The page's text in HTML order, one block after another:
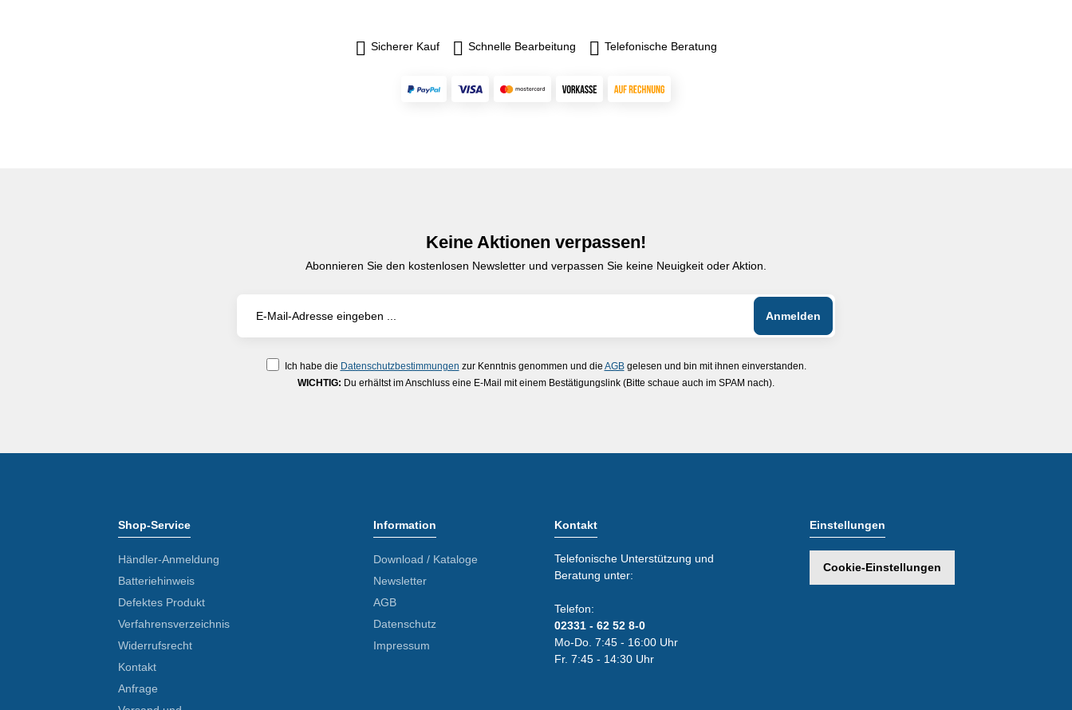
Sicherer Kauf Schnelle Bearbeitung Telefonische Beratung
Keine Aktionen verpassen!
Abonnieren Sie den kostenlosen Newsletter und verpassen Sie keine Neuigkeit oder Aktion.
Ich habe die Datenschutzbestimmungen zur Kenntnis genommen und die AGBgelesen und bin mit ihnen einverstanden.
WICHTIG: Du erhältst im Anschluss eine E-Mail mit einem Bestätigungslink (Bitte schaue auch im SPAM nach).
Shop-Service
Händler-Anmeldung
Batteriehinweis
Defektes Produkt
Verfahrensverzeichnis
Widerrufsrecht
Kontakt
Anfrage
Information
Download / Kataloge
Newsletter
AGB
Datenschutz
Impressum
Kontakt
Telefonische Unterstützung und
Beratung unter:
Telefon:
02331 - 62 52 8-0
Mo-Do. 7:45 - 16:00 Uhr
Fr. 7:45 - 14:30 Uhr
Einstellungen
Cookie-Einstellungen